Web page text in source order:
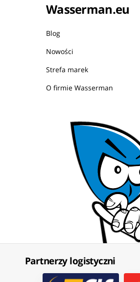
Wasserman.eu
Blog
Nowości
Strefa marek
O firmie Wasserman
Partnerzy logistyczni